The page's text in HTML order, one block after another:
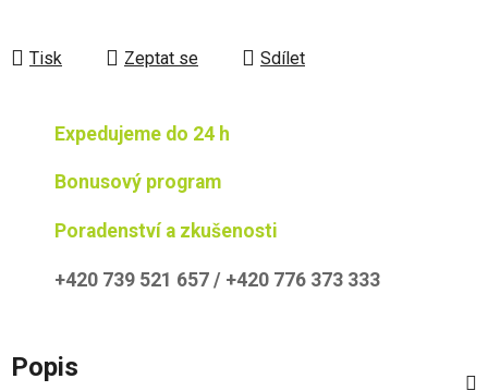
Tisk Zeptat se Sdílet
Expedujeme do 24 h
Bonusový program
Poradenství a zkušenosti
+420 739 521 657 / +420 776 373 333
Popis